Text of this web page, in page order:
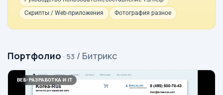
Скрипты / Web-приложения
Фотография разное
Портфолио · 53 / Битрикс
ВЕБ-РАЗРАБОТКА И IT